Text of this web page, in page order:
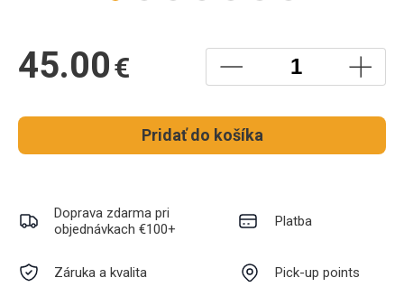
45.00€
Pridať do košíka
Doprava zdarma pri
objednávkach €100+
Platba
Záruka a kvalita Pick-up points